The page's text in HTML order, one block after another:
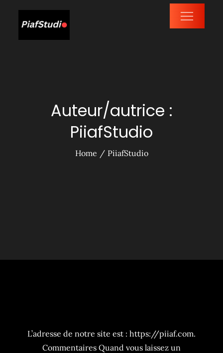
Auteur/autrice :
PiiafStudio
Home PiiafStudio
L’adresse de notre site est : https://piiaf.com.
Commentaires Quand vous laissez un